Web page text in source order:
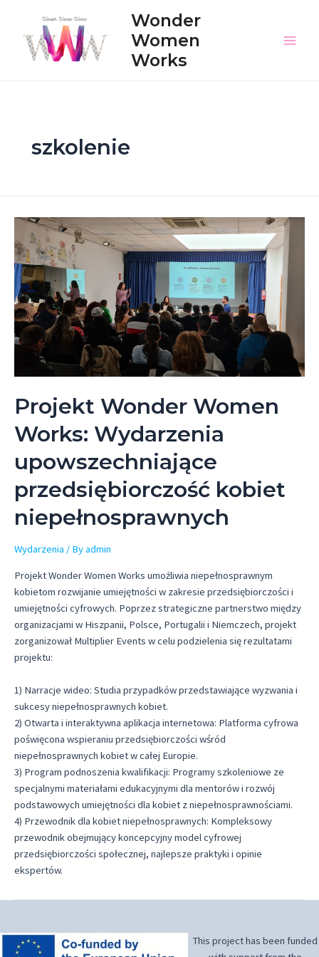
content
Wonder
Women
Works
szkolenie
Projekt Wonder Women
Works: Wydarzenia
upowszechniające
przedsiębiorczość kobiet
niepełnosprawnych
Wydarzenia / Byadmin
Projekt Wonder Women Works umożliwia niepełnosprawnym
kobietom rozwijanie umiejętności w zakresie przedsiębiorczości i
umiejętności cyfrowych. Poprzez strategiczne partnerstwo między
organizacjami w Hiszpanii, Polsce, Portugalii i Niemczech, projekt
zorganizował Multiplier Events w celu podzielenia się rezultatami
projektu:
1) Narracje wideo: Studia przypadków przedstawiające wyzwania i
sukcesy niepełnosprawnych kobiet.
2) Otwarta i interaktywna aplikacja internetowa: Platforma cyfrowa
poświęcona wspieraniu przedsiębiorczości wśród
niepełnosprawnych kobiet w całej Europie.
3) Program podnoszenia kwalifikacji: Programy szkoleniowe ze
specjalnymi materiałami edukacyjnymi dla mentorów i rozwój
podstawowych umiejętności dla kobiet z niepełnosprawnościami.
4) Przewodnik dla kobiet niepełnosprawnych: Kompleksowy
przewodnik obejmujący koncepcyjny model cyfrowej
przedsiębiorczości społecznej, najlepsze praktyki i opinie
ekspertów.
This project has been funded